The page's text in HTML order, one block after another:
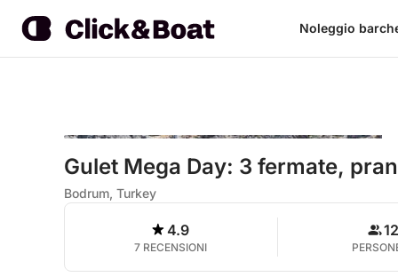
Noleggio
Gulet Mega Day: 3 fermate,
Bodrum, Turkey
4.9
7 RECENSIONI
12